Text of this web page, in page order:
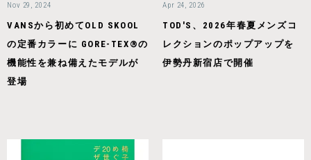
Nov 29, 2024
VANSから初めてOLD SKOOL
の定番カラーに GORE-TEX®の
機能性を兼ね備えたモデルが
登場
Apr 24, 2026
TOD'S、2026年春夏メンズコ
レクションのポップアップを
伊勢丹新宿店で開催